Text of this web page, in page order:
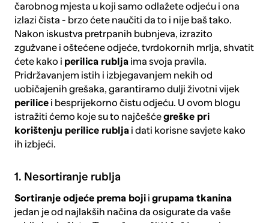
čarobnog mjesta u koji samo odlažete odjeću i ona
izlazi čista - brzo ćete naučiti da to i nije baš tako.
Nakon iskustva pretrpanih bubnjeva, izrazito
zgužvane i oštećene odjeće, tvrdokornih mrlja, shvatit
ćete kako i perilica rubljaima svoja pravila.
Pridržavanjem istih i izbjegavanjem nekih od
uobičajenih grešaka, garantiramo dulji životni vijek
perilicei besprijekorno čistu odjeću. U ovom blogu
istražiti ćemo koje su to najčešćegreške pri
korištenju perilice rubljai dati korisne savjete kako
ih izbjeći.
1. Nesortiranje rublja
Sortiranje odjeće prema bojii grupama tkanina
jedan je od najlakših načina da osigurate da vaše